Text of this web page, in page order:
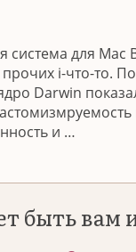
система для Mac
i-что-то.
Darwin
и …
быть вам